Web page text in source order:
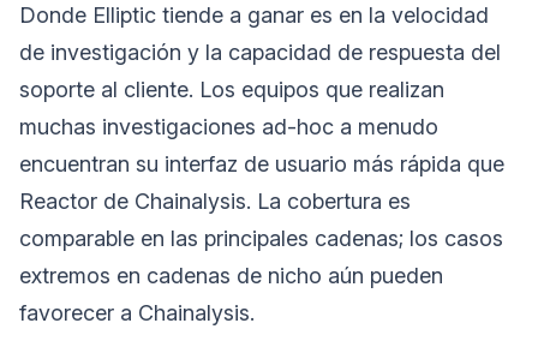
Donde Elliptic tiende a ganar es en la velocidad
de investigación y la capacidad de respuesta del
soporte al cliente. Los equipos que realizan
muchas investigaciones ad-hoc a menudo
encuentran su interfaz de usuario más rápida que
Reactor de Chainalysis. La cobertura es
comparable en las principales cadenas; los casos
extremos en cadenas de nicho aún pueden
favorecer a Chainalysis.